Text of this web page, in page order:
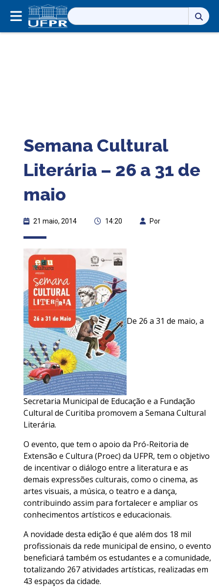
Pesquisar
por:
Semana Cultural
Literária – 26 a 31 de
maio
21 maio, 2014 14:20 Por
De 26 a 31 de maio, a
Secretaria Municipal de Educação e a Fundação
Cultural de Curitiba promovem a Semana Cultural
Literária.
O evento, que tem o apoio da Pró-Reitoria de
Extensão e Cultura (Proec) da UFPR, tem o objetivo
de incentivar o diálogo entre a literatura e as
demais expressões culturais, como o cinema, as
artes visuais, a música, o teatro e a dança,
contribuindo assim para fortalecer e ampliar os
conhecimentos artísticos e educacionais.
A novidade desta edição é que além dos 18 mil
profissionais da rede municipal de ensino, o evento
beneficiará também os estudantes e a comunidade,
totalizando 267 atividades artísticas, realizadas em
43 espaços da cidade.